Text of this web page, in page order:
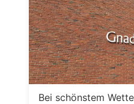
Bei schönstem